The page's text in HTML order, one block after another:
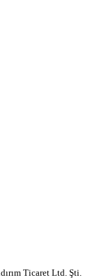
Ticaret Ltd. Şti.